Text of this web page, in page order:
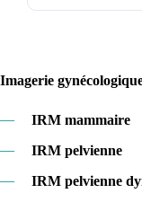
Imagerie
—
IRM mammaire
—
IRM pelvienne
—
IRM pelvienne